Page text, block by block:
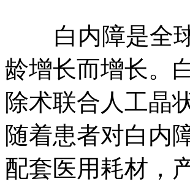
白内障是全球
龄增长而增长。
除术联合人工晶
随着患者对白内
配套医用耗材，